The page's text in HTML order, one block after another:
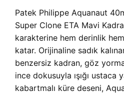
Patek Philippe Aquanaut
Super Clone ETA Mavi
karakterine hem derinlik
katar. Orijinaline sadık
benzersiz kadran, göz
ince dokusuyla ışığı ustaca
kabartmalı küre deseni,